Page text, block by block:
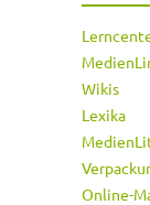
Wikis
Lexika
Online-